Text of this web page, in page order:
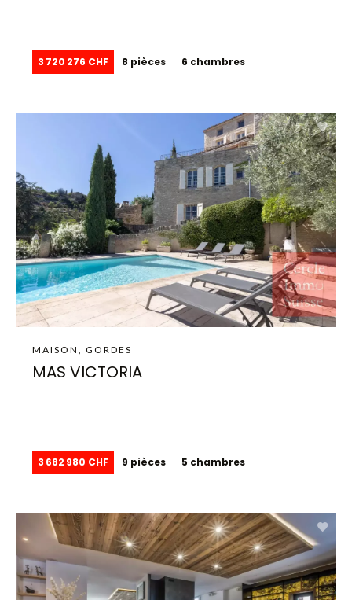
3 720 276 CHF 8 pièces 6 chambres
MAISON, GORDES
MAS VICTORIA
3 682 980 CHF 9 pièces 5 chambres